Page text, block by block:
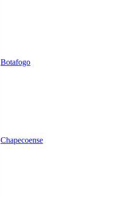
Botafogo
Chapecoense